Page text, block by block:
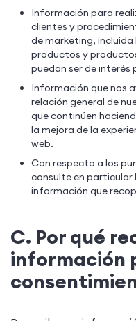
Información para
clientes y
de marketing,
productos y
puedan ser de interés
Información que nos
relación general de
que continúen
la mejora de la
web.
Con respecto a los
consulte en particular
información que
C. Por qué
información